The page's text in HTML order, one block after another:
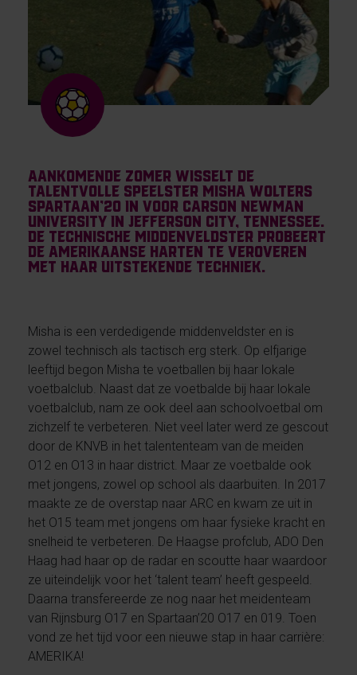
Aankomende zomer wisselt de
talentvolle speelster Misha Wolters
Spartaan’20 in voor Carson Newman
University in Jefferson City, Tennessee.
De technische middenveldster probeert
de Amerikaanse harten te veroveren
met haar uitstekende techniek.
Misha is een verdedigende middenveldster en is
zowel technisch als tactisch erg sterk. Op elfjarige
leeftijd begon Misha te voetballen bij haar lokale
voetbalclub. Naast dat ze voetbalde bij haar lokale
voetbalclub, nam ze ook deel aan schoolvoetbal om
zichzelf te verbeteren. Niet veel later werd ze gescout
door de KNVB in het talententeam van de meiden
O12 en O13 in haar district. Maar ze voetbalde ook
met jongens, zowel op school als daarbuiten. In 2017
maakte ze de overstap naar ARC en kwam ze uit in
het O15 team met jongens om haar fysieke kracht en
snelheid te verbeteren. De Haagse profclub, ADO Den
Haag had haar op de radar en scoutte haar waardoor
ze uiteindelijk voor het ‘talent team’ heeft gespeeld.
Daarna transfereerde ze nog naar het meidenteam
van Rijnsburg O17 en Spartaan’20 O17 en 019. Toen
vond ze het tijd voor een nieuwe stap in haar carrière:
AMERIKA!